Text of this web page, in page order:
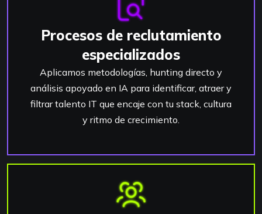
Procesos de reclutamiento
especializados
Aplicamos metodologías, hunting directo y
análisis apoyado en IA para identificar, atraer y
filtrar talento IT que encaje con tu stack, cultura
y ritmo de crecimiento.